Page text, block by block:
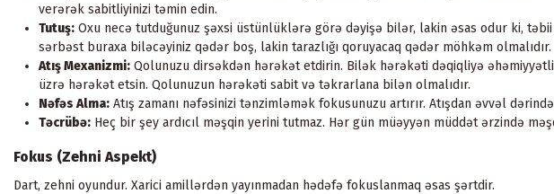
verərək sabitliyinizi təmin edin.
Tutuş: Oxu necə tutduğunuz şəxsi üstünlüklərə görə dəyişə bilər, lakin əsas odur ki,
sərbəst buraxa biləcəyiniz qədər boş, lakin tarazlığı qoruyacaq qədər möhkəm olmalıdır.
Atış Mexanizmi: Qolunuzu dirsəkdən hərəkət etdirin. Bilək hərəkəti dəqiqliyə
üzrə hərəkət etsin. Qolunuzun hərəkəti sabit və təkrarlana bilən olmalıdır.
Nəfəs Alma: Atış zamanı nəfəsinizi tənzimləmək fokusunuzu artırır. Atışdan əvvəl
Təcrübə: Heç bir şey ardıcıl məşqin yerini tutmaz. Hər gün müəyyən müddət ərzində
Fokus (Zehni Aspekt)
Dart, zehni oyundur. Xarici amillərdən yayınmadan hədəfə fokuslanmaq əsas şərtdir.